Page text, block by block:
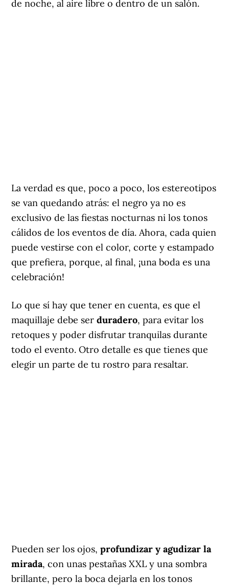
de noche, al aire libre o dentro de un salón.
La verdad es que, poco a poco, los estereotipos
se van quedando atrás: el negro ya no es
exclusivo de las fiestas nocturnas ni los tonos
cálidos de los eventos de día. Ahora, cada quien
puede vestirse con el color, corte y estampado
que prefiera, porque, al final, ¡una boda es una
celebración!
Lo que sí hay que tener en cuenta, es que el
maquillaje debe serduradero, para evitar los
retoques y poder disfrutar tranquilas durante
todo el evento. Otro detalle es que tienes que
elegir un parte de tu rostro para resaltar.
Pueden ser los ojos,profundizar y agudizar la
mirada, con unas pestañas XXL y una sombra
brillante, pero la boca dejarla en los tonos